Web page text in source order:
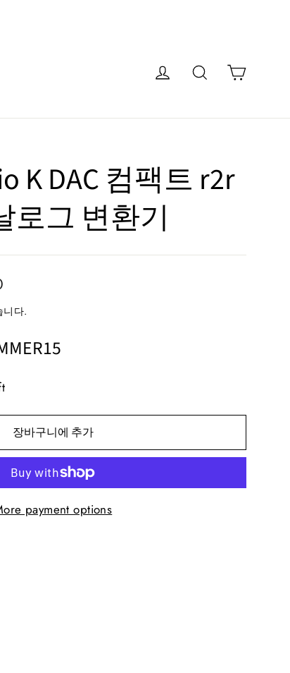
로그인 검색 카트
K DAC 컴팩트 r2r
로그 변환기
니다.
장바구니에 추가
payment options